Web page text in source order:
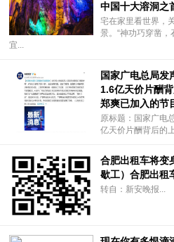
中国十大溶洞之
宅在家里看世界，
景。“神功巧穿凿
宜...
国家广电总局发
1.6亿天价片酬
郑爽已加入的节
原标题：国家广电
亿天价片酬背后的
合肥出租车将变
歇工）合肥出租
转自：新安晚报...